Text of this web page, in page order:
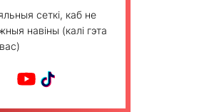
сеткі, каб не
навіны (калі гэта